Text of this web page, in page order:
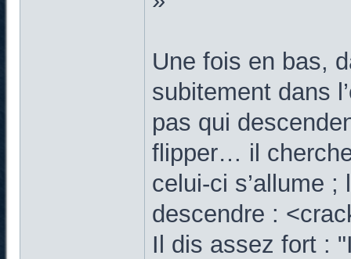
Une fois en bas,
subitement dans
pas qui
flipper… il
celui-ci s’allume ;
descendre :
Il dis assez fort :